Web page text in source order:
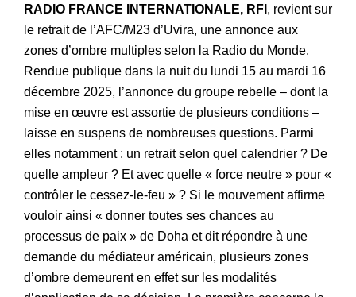
RADIO FRANCE INTERNATIONALE, RFI , revient sur
le retrait de l’AFC/M23 d’Uvira, une annonce aux
zones d’ombre multiples selon la Radio du Monde.
Rendue publique dans la nuit du lundi 15 au mardi 16
décembre 2025, l’annonce du groupe rebelle – dont la
mise en œuvre est assortie de plusieurs conditions –
laisse en suspens de nombreuses questions. Parmi
elles notamment : un retrait selon quel calendrier ? De
quelle ampleur ? Et avec quelle « force neutre » pour «
contrôler le cessez-le-feu » ? Si le mouvement affirme
vouloir ainsi « donner toutes ses chances au
processus de paix » de Doha et dit répondre à une
demande du médiateur américain, plusieurs zones
d’ombre demeurent en effet sur les modalités